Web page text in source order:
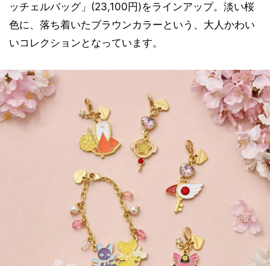
ッチェルバッグ」(23,100円)をラインアップ。淡い桜
色に、落ち着いたブラウンカラーという、大人かわい
いコレクションとなっています。